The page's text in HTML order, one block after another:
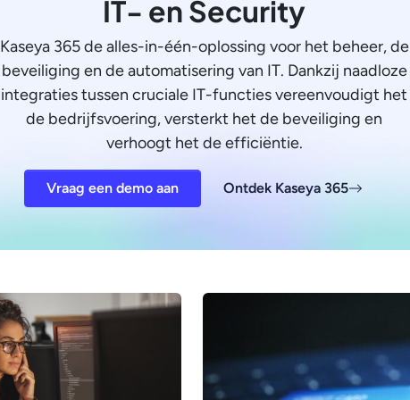
IT- en Security
Kaseya 365 de alles-in-één-oplossing voor het beheer, de
beveiliging en de automatisering van IT. Dankzij naadloze
integraties tussen cruciale IT-functies vereenvoudigt het
de bedrijfsvoering, versterkt het de beveiliging en
verhoogt het de efficiëntie.
Vraag een demo aan Ontdek Kaseya 365